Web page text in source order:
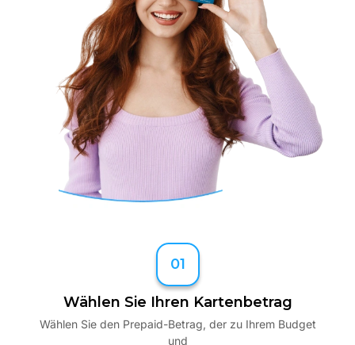
01
Wählen Sie Ihren Kartenbetrag
Wählen Sie den Prepaid-Betrag, der zu Ihrem Budget
und